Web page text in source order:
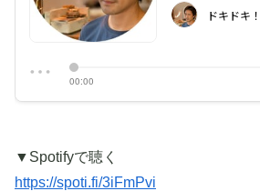
▼Spotifyで聴く
https://spoti.fi/3iFmPvi